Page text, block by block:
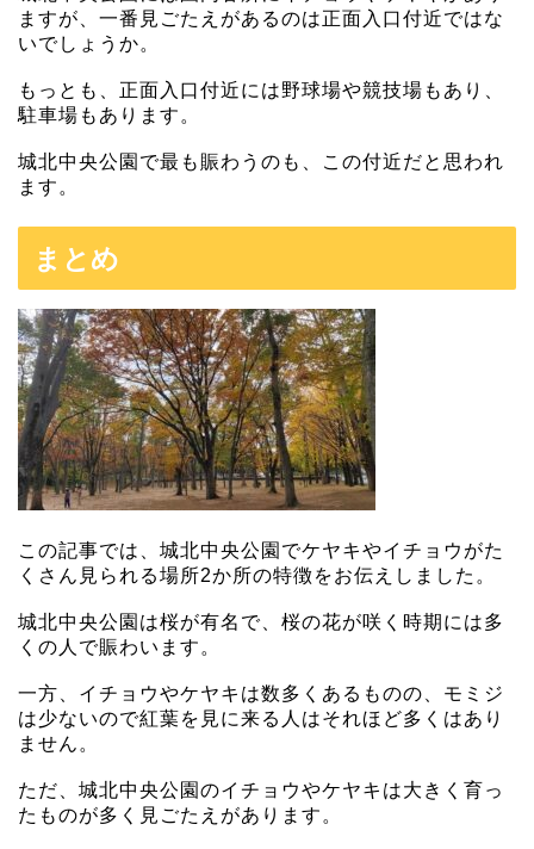
ますが、一番見ごたえがあるのは正面入口付近ではな
いでしょうか。
もっとも、正面入口付近には野球場や競技場もあり、
駐車場もあります。
城北中央公園で最も賑わうのも、この付近だと思われ
ます。
まとめ
この記事では、城北中央公園でケヤキやイチョウがた
くさん見られる場所2か所の特徴をお伝えしました。
城北中央公園は桜が有名で、桜の花が咲く時期には多
くの人で賑わいます。
一方、イチョウやケヤキは数多くあるものの、モミジ
は少ないので紅葉を見に来る人はそれほど多くはあり
ません。
ただ、城北中央公園のイチョウやケヤキは大きく育っ
たものが多く見ごたえがあります。